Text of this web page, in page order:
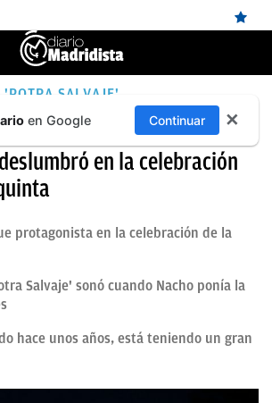
'POTRA SALVAJE'
la nueva musa del
en la celebración
protagonista en la celebración de la
Salvaje' sonó cuando Nacho ponía la
hace unos años, está teniendo un gran
en Google Continuar ✕